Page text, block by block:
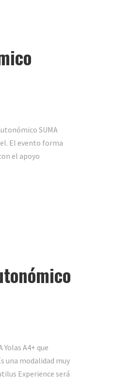
SUMA
El evento forma
el apoyo
A4+ que
una modalidad muy
Experience será